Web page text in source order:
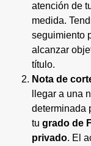
atención de
medida.
seguimiento
alcanzar
título.
Nota de
llegar a una
determinada
tu grado de
privado. El